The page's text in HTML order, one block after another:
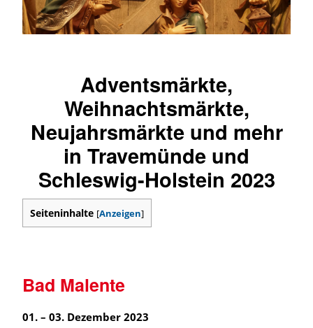
Adventsmärkte,
Weihnachtsmärkte,
Neujahrsmärkte und mehr
in Travemünde und
Schleswig-Holstein 2023
Seiteninhalte [Anzeigen]
Bad Malente
01. – 03. Dezember 2023